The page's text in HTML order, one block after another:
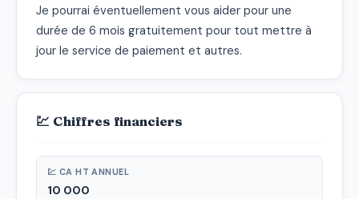
Je pourrai éventuellement vous aider pour une
durée de 6 mois gratuitement pour tout mettre à
jour le service de paiement et autres.
💹 Chiffres financiers
💹 CA HT ANNUEL
10 000